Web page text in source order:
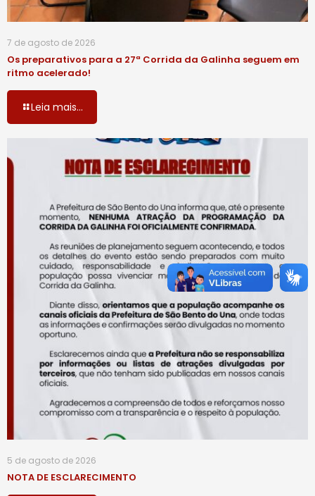
7 de agosto de 2026
Os preparativos para a 27ª Corrida da Galinha seguem em
ritmo acelerado!
Leia mais...
5 de agosto de 2026
NOTA DE ESCLARECIMENTO